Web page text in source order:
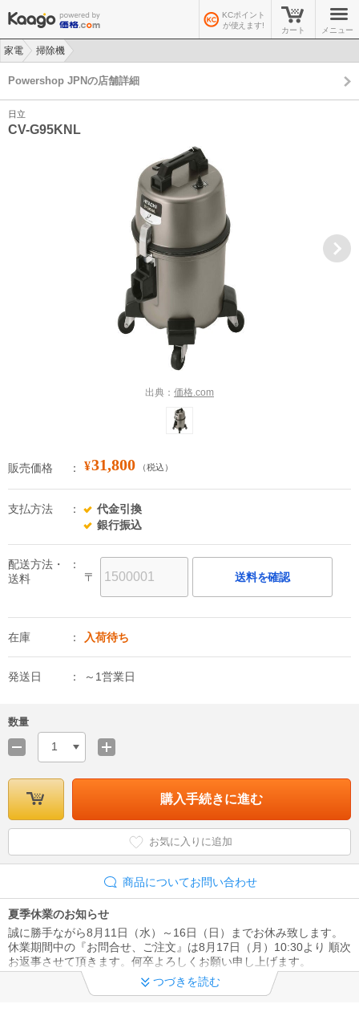
KCポイント
が使えます!
カート メニュー
家電
掃除機
Powershop JPNの店舗詳細
日立
CV-G95KNL
出典： 価格.com
販売価格 ¥31,800 （税込）
支払方法
代金引換
銀行振込
配送方法・
送料
〒 送料を確認
在庫 入荷待ち
発送日 ～1営業日
数量
1
購入手続きに進む
お気に入りに追加
商品についてお問い合わせ
夏季休業のお知らせ
誠に勝手ながら8月11日（水）～16日（日）までお休み致します。
休業期間中の『お問合せ、ご注文』は8月17日（月）10:30より 順次
お返事させて頂きます。何卒よろしくお願い申し上げます。
エアコンの工事日程について（8/3時点）
つづきを読む